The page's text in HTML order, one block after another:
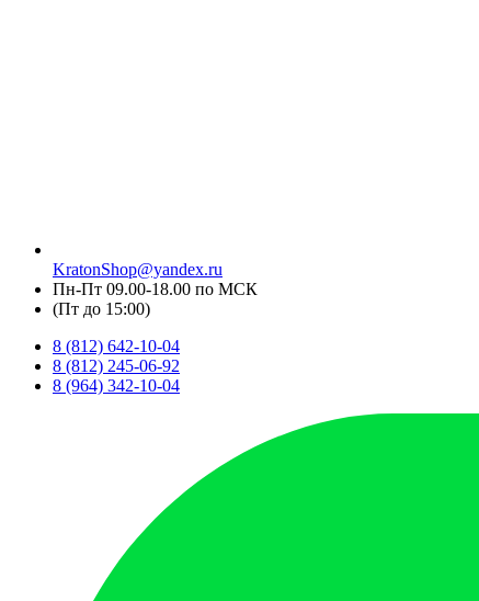
KratonShop@yandex.ru
Пн-Пт 09.00-18.00 по МСК
(Пт до 15:00)
8 (812) 642-10-04
8 (812) 245-06-92
8 (964) 342-10-04